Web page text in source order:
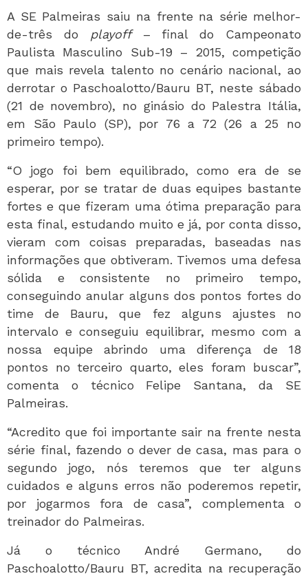
A SE Palmeiras saiu na frente na série melhor-
de-três do
playoff– final do Campeonato
Paulista Masculino Sub-19 – 2015, competição
que mais revela talento no cenário nacional, ao
derrotar o Paschoalotto/Bauru BT, neste sábado
(21 de novembro), no ginásio do Palestra Itália,
em São Paulo (SP), por 76 a 72 (26 a 25 no
primeiro tempo).
“O jogo foi bem equilibrado, como era de se
esperar, por se tratar de duas equipes bastante
fortes e que fizeram uma ótima preparação para
esta final, estudando muito e já, por conta disso,
vieram com coisas preparadas, baseadas nas
informações que obtiveram. Tivemos uma defesa
sólida e consistente no primeiro tempo,
conseguindo anular alguns dos pontos fortes do
time de Bauru, que fez alguns ajustes no
intervalo e conseguiu equilibrar, mesmo com a
nossa equipe abrindo uma diferença de 18
pontos no terceiro quarto, eles foram buscar”,
comenta o técnico Felipe Santana, da SE
Palmeiras.
“Acredito que foi importante sair na frente nesta
série final, fazendo o dever de casa, mas para o
segundo jogo, nós teremos que ter alguns
cuidados e alguns erros não poderemos repetir,
por jogarmos fora de casa”, complementa o
treinador do Palmeiras.
Já o técnico André Germano, do
Paschoalotto/Bauru BT, acredita na recuperação